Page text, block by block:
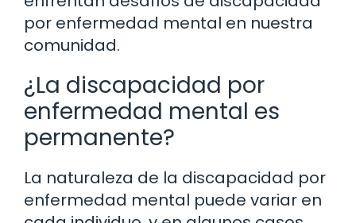
por enfermedad mental en nuestra
comunidad.
¿La discapacidad por
enfermedad mental es
permanente?
La naturaleza de la discapacidad por
enfermedad mental puede variar en